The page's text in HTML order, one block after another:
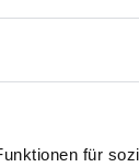
für
Sie das